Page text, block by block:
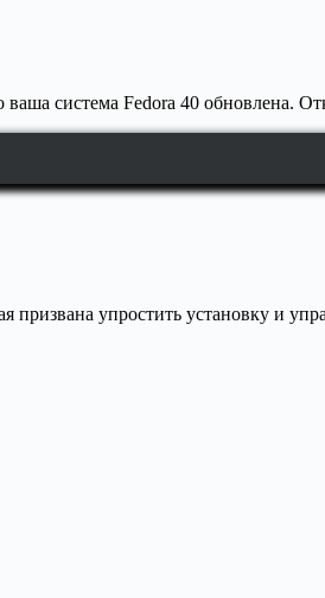
ваша система Fedora 40 обновлена.
призвана упростить установку и